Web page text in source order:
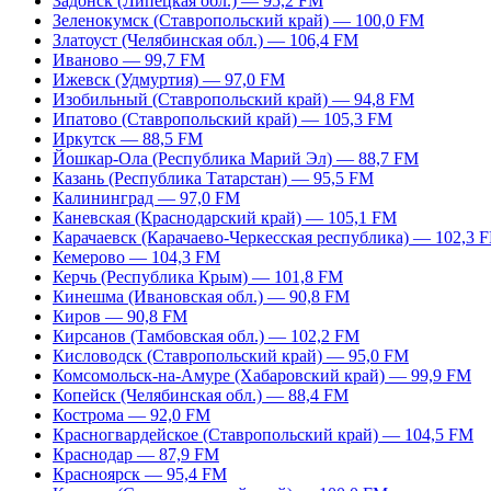
Зеленокумск (Ставропольский край) — 100,0 FM
Златоуст (Челябинская обл.) — 106,4 FM
Иваново — 99,7 FM
Ижевск (Удмуртия) — 97,0 FM
Изобильный (Ставропольский край) — 94,8 FM
Ипатово (Ставропольский край) — 105,3 FM
Иркутск — 88,5 FM
Йошкар-Ола (Республика Марий Эл) — 88,7 FM
Казань (Республика Татарстан) — 95,5 FM
Калининград — 97,0 FM
Каневская (Краснодарский край) — 105,1 FM
Карачаевск (Карачаево-Черкесская республика) — 102,3
Кемерово — 104,3 FM
Керчь (Республика Крым) — 101,8 FM
Кинешма (Ивановская обл.) — 90,8 FM
Киров — 90,8 FM
Кирсанов (Тамбовская обл.) — 102,2 FM
Кисловодск (Ставропольский край) — 95,0 FM
Комсомольск-на-Амуре (Хабаровский край) — 99,9 FM
Копейск (Челябинская обл.) — 88,4 FM
Кострома — 92,0 FM
Красногвардейское (Ставропольский край) — 104,5 FM
Краснодар — 87,9 FM
Красноярск — 95,4 FM